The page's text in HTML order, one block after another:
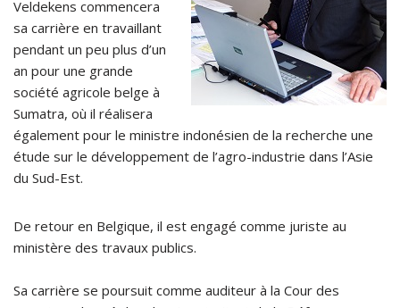
Veldekens commencera
sa carrière en travaillant
pendant un peu plus d’un
an pour une grande
société agricole belge à
Sumatra, où il réalisera
également pour le ministre indonésien de la recherche une
étude sur le développement de l’agro-industrie dans l’Asie
du Sud-Est.
De retour en Belgique, il est engagé comme juriste au
ministère des travaux publics.
Sa carrière se poursuit comme auditeur à la Cour des